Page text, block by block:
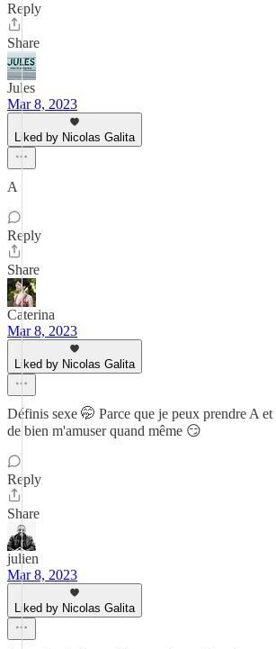
Reply
Share
Jules
Mar 8, 2023
Liked by Nicolas Galita
A
Reply
Share
Caterina
Mar 8, 2023
Liked by Nicolas Galita
Définis sexe 🤭 Parce que je peux prendre A
de bien m'amuser quand même 😏
Reply
Share
julien
Mar 8, 2023
Liked by Nicolas Galita